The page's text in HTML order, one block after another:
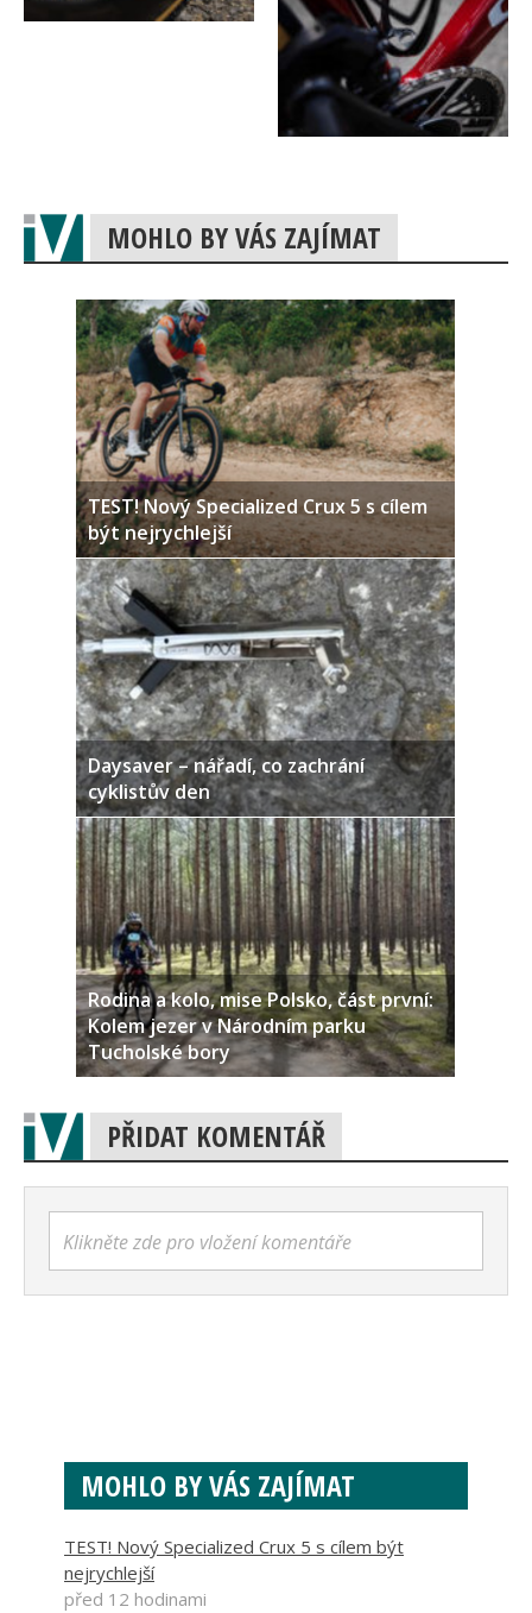
MOHLO BY VÁS ZAJÍMAT
TEST! Nový Specialized Crux 5 s cílem
být nejrychlejší
Daysaver – nářadí, co zachrání
cyklistův den
Rodina a kolo, mise Polsko, část první:
Kolem jezer v Národním parku
Tucholské bory
PŘIDAT KOMENTÁŘ
Klikněte zde pro vložení komentáře
MOHLO BY VÁS ZAJÍMAT
TEST! Nový Specialized Crux 5 s cílem být
nejrychlejší
před 12 hodinami